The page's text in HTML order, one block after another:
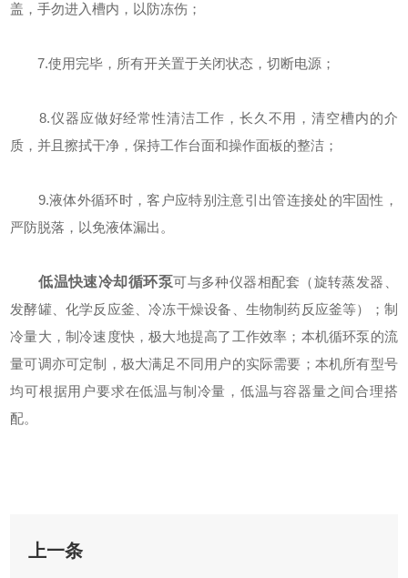
盖，手勿进入槽内，以防冻伤；
7.使用完毕，所有开关置于关闭状态，切断电源；
8.仪器应做好经常性清洁工作，长久不用，清空槽内的介
质，并且擦拭干净，保持工作台面和操作面板的整洁；
9.液体外循环时，客户应特别注意引出管连接处的牢固性，
严防脱落，以免液体漏出。
低温快速冷却循环泵可与多种仪器相配套（旋转蒸发器、
发酵罐、化学反应釜、冷冻干燥设备、生物制药反应釜等）；制
冷量大，制冷速度快，极大地提高了工作效率；本机循环泵的流
量可调亦可定制，极大满足不同用户的实际需要；本机所有型号
均可根据用户要求在低温与制冷量，低温与容器量之间合理搭
配。
上一条